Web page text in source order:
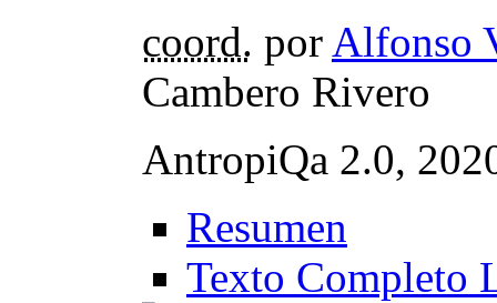
coord. por Alfonso
Cambero Rivero
AntropiQa 2.0,
Resumen
Texto Completo